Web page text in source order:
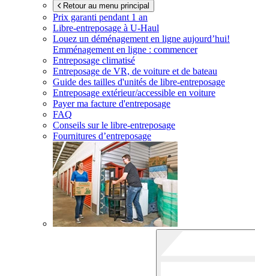
Retour au menu principal
Prix garanti pendant 1 an
Libre-entreposage à U-Haul
Louez un déménagement en ligne aujourd’hui!
Emménagement en ligne : commencer
Entreposage climatisé
Entreposage de VR, de voiture et de bateau
Guide des tailles d'unités de libre-entreposage
Entreposage extérieur/accessible en voiture
Payer ma facture d'entreposage
FAQ
Conseils sur le libre-entreposage
Fournitures d’entreposage